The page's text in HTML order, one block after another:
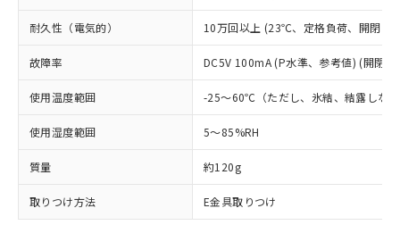
耐久性（電気的） 10万回以上 (23℃、定格負荷、開閉ひ
故障率 DC5V 100mA (P水準、参考値) (開閉
使用温度範囲 -25～60℃（ただし、氷結、結露しな
使用湿度範囲 5～85%RH
質量 約120g
取りつけ方法 E金具取りつけ
ムロン制御機器販売店・当社販売員に
ご相談ください。
オムロン制御機器販売店や当社販売拠
販売ネットワーク
」をご確認
在庫状況および標準価格結果を当社の
示しないようお願いします。
マイパーツ機能（部品リスト作成サー
ビス）をご利用いただくには、I-Web
メンバーズにご登録されている必要が
あります。
但し、RoHS指令で産業用監視および制御機器に対する
適用除外項目は除く。
フタル酸エステル類の４物質については閾値を超える意
図的な使用がないことを確認しています。
部品在庫の切り替え状況などにより、予定
月が前後することがあります。
DEHP(フタル酸ビス(2-エチルヘキシル)) : 1000ppm
※2 環境保護使用期限
「ｅ」：有害物質（10物質）のすべてが基
準値以下であることを示します。
「10」：通常の使用状況下において有害物
質が外部に漏えいし、環境に深刻な影響を
及ぼさない年数を意味します。
「－」：未確認です。当社販売部門へお問
いよう必要な手段を講じます。
当社は貴社製品を、核兵器、ミサイ
ル、化学兵器、生物兵器またはその他
武器並びにこれらの製造装置等に一切
使用いたしません。
当社は、貴社製品を第三者に販売する
場合は、上記1、2および3の内容を当
該第三者に通知します。また当社は、
販売先および販売に係わる関係者が違
法に輸出するおそれがある場合は、取
在庫なし(最新の在庫状況につ
いては、お客様のお取引先、ま
たはお客様担当のオムロン制御
機器販売店・当社販売員にご確
認ください)
受注生産機種、また在庫状況の
情報を公開していない機種